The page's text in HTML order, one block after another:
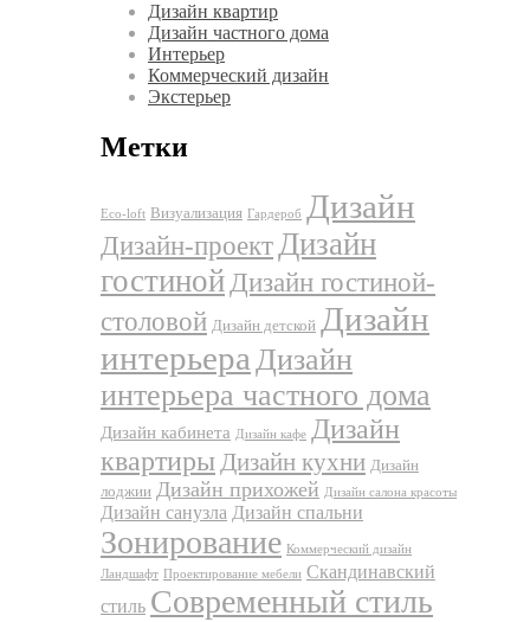
Дизайн квартир
Дизайн частного дома
Интерьер
Коммерческий дизайн
Экстерьер
Метки
Eco-loft Визуализация Гардероб Дизайн
Дизайн-проектДизайн
гостинойДизайн гостиной-
столовой Дизайн детской Дизайн
интерьера Дизайн
интерьера частного дома
Дизайн кабинета Дизайн кафе Дизайн
квартирыДизайн кухни Дизайн
лоджии Дизайн прихожей Дизайн салона красоты
Дизайн санузла Дизайн спальни
Зонирование Коммерческий дизайн
Ландшафт Проектирование мебели Скандинавский
стиль Современный стиль